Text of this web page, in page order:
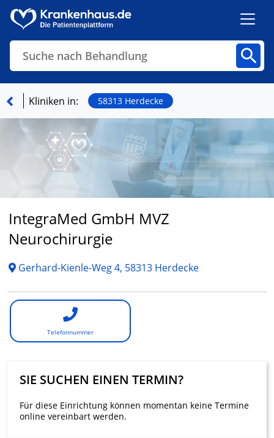
Suche nach Behandlung
Finden
Kliniken in: 58313 Herdecke
IntegraMed GmbH MVZ
Neurochirurgie
Gerhard-Kienle-Weg 4, 58313 Herdecke
Telefonnummer
SIE SUCHEN EINEN TERMIN?
Für diese Einrichtung können momentan keine Termine
online vereinbart werden.